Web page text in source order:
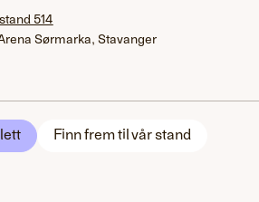
514
Sørmarka, Stavanger
Finn frem til vår stand